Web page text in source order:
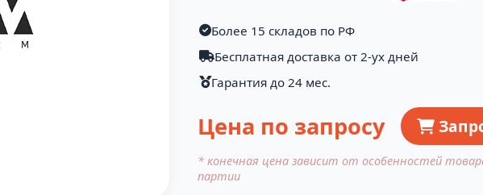
Более 15 складов по РФ
Бесплатная доставка от 2-ух дней
Гарантия до 24 мес.
Цена по запросу
* конечная цена зависит от особенностей
партии